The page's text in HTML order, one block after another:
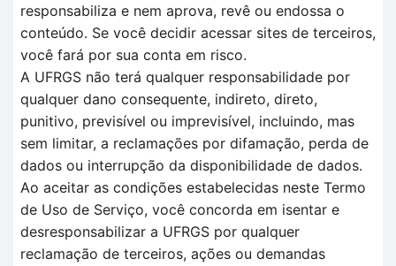
responsabiliza e nem aprova, revê ou endossa o
conteúdo. Se você decidir acessar sites de terceiros,
você fará por sua conta em risco.
A UFRGS não terá qualquer responsabilidade por
qualquer dano consequente, indireto, direto,
punitivo, previsível ou imprevisível, incluindo, mas
sem limitar, a reclamações por difamação, perda de
dados ou interrupção da disponibilidade de dados.
Ao aceitar as condições estabelecidas neste Termo
de Uso de Serviço, você concorda em isentar e
desresponsabilizar a UFRGS por qualquer
reclamação de terceiros, ações ou demandas